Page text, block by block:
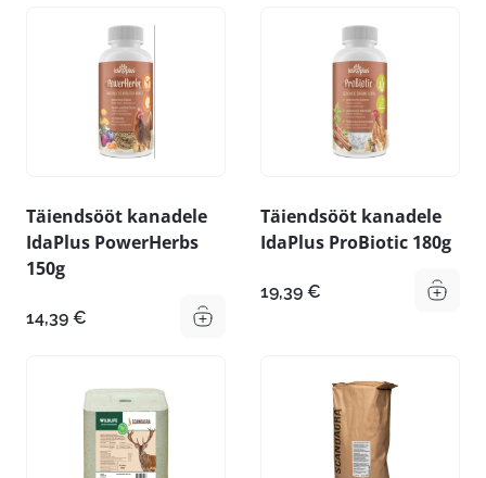
Täiendsööt kanadele
IdaPlus PowerHerbs
150g
14,39 €
Täiendsööt kanadele
IdaPlus ProBiotic 180g
19,39 €